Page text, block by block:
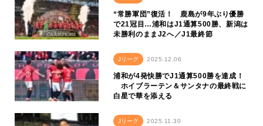
“常勝軍団”復活！ 鹿島が9年ぶり優勝
で21冠目…浦和はJ1通算500勝、新潟は
未勝利のままJ2へ／J1最終節
Jリーグ 2025.12.06
浦和が4発快勝でJ1通算500勝を達成！
ホイブラーテン＆サンタナの最終戦に
白星で華を添える
Jリーグ 2025.11.30